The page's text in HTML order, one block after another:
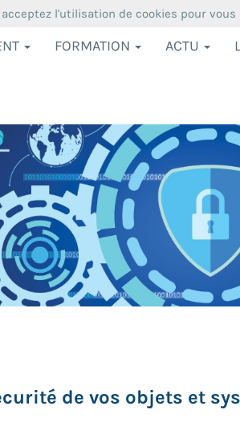
FORMATION ACTU
de vos objets et
l'utilisation de cookies pour